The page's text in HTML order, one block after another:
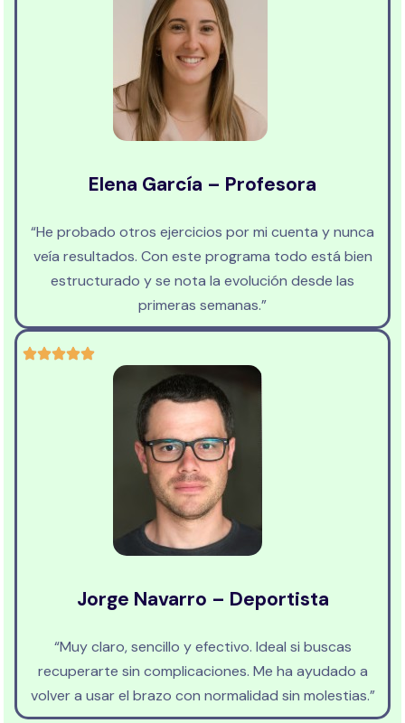
Elena García – Profesora
“He probado otros ejercicios por mi cuenta y nunca
veía resultados. Con este programa todo está bien
estructurado y se nota la evolución desde las
primeras semanas.”
Jorge Navarro – Deportista
“Muy claro, sencillo y efectivo. Ideal si buscas
recuperarte sin complicaciones. Me ha ayudado a
volver a usar el brazo con normalidad sin molestias.”